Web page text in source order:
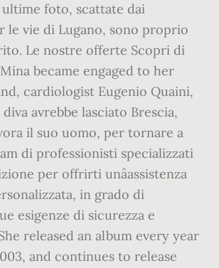
ultime foto, scattate dai
le vie di Lugano, sono proprio
Le nostre offerte Scopri di
became engaged to her
cardiologist Eugenio Quaini,
diva avrebbe lasciato Brescia,
il suo uomo, per tornare a
di professionisti specializzati
per offrirti unâassistenza
in grado di
esigenze di sicurezza e
released an album every year
and continues to release